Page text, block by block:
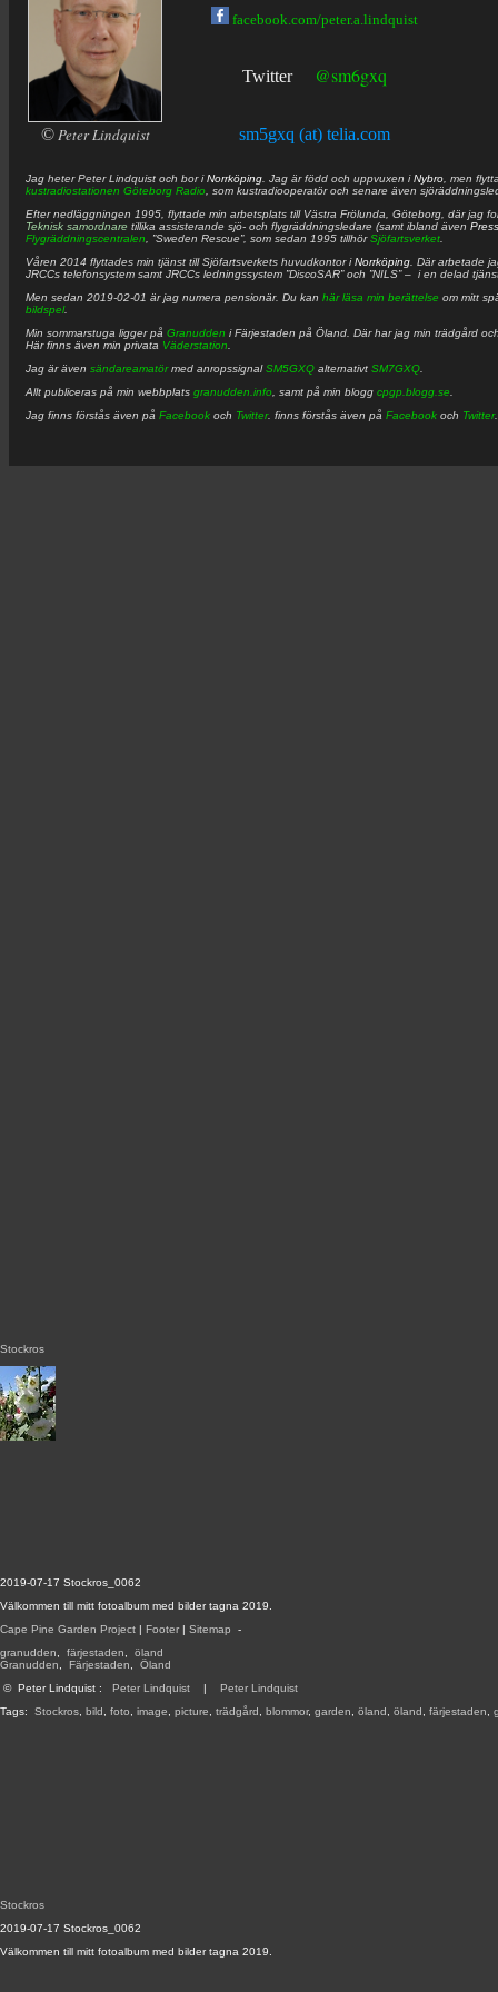
2019-07-17 Stockros_0062
Välkommen till mitt fotoalbum med bilder tagna 2019.
Cape Pine Garden Project | Footer | Sitemap -
granudden
färjestaden
öland
Granudden
Färjestaden
Öland
© Peter Lindquist : Peter Lindquist | Peter Lindquist
Tags: Stockros bild foto image picture trädgård blommor, garden öland öland färjestaden
Stockros
Stockros
2019-07-17 Stockros_0062
Välkommen till mitt fotoalbum med bilder tagna 2019.
© Peter Lindquist
facebook.com/peter.a.lindquist
Twitter @sm6gxq
sm5gxq (at) telia.com
Jag heterPeter Lindquist och bor iNorrköping . Jag är född och uppvuxen iNybro , men
kustradiostationen Göteborg Radio , som kustradiooperatör och senare även
Efter nedläggningen 1995, flyttade min arbetsplats till Västra Frölunda, Göteborg, där jag
Teknisk samordnare tillika assisterande sjö- och flygräddningsledare (samt ibland även
Flygräddningscentralen , ”Sweden Rescue”, som sedan 1995 tillhörSjöfartsverket
Våren 2014 flyttades min tjänst till Sjöfartsverkets huvudkontor iNorrköping . Där arbetade
JRCCs telefonsystem samt JRCCs ledningssystem ”DiscoSAR” och ”NILS” – i en delad
Men sedan 2019-02-01 är jag numera pensionär. Du kan här läsa min berättelse om mitt
bildspel.
Min sommarstuga ligger på Granudden i Färjestaden på Öland. Där har jag min trädgård
Här finns även min privata Väderstation
Jag är även sändareamatörmed anropssignalSM5GXQ alternativt SM7GXQ
Allt publiceras på min webbplats granudden.info , samt på min blogg cpgp.blogg.se
Jag finns förstås även på Facebook och Twitter. finns förstås även på Facebook och Twitter.